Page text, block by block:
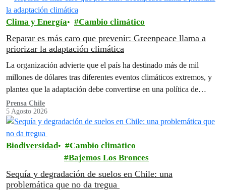
Clima y Energía Cambio climático
Reparar es más caro que prevenir: Greenpeace llama a
priorizar la adaptación climática
La organización advierte que el país ha destinado más de mil
millones de dólares tras diferentes eventos climáticos extremos, y
plantea que la adaptación debe convertirse en una política de
Estado para reducir los impactos humanos y económicos de futuras
emergencias.
Prensa Chile
5 Agosto 2026
Biodiversidad
Cambio climático
Bajemos Los Bronces
Sequía y degradación de suelos en Chile: una
problemática que no da tregua